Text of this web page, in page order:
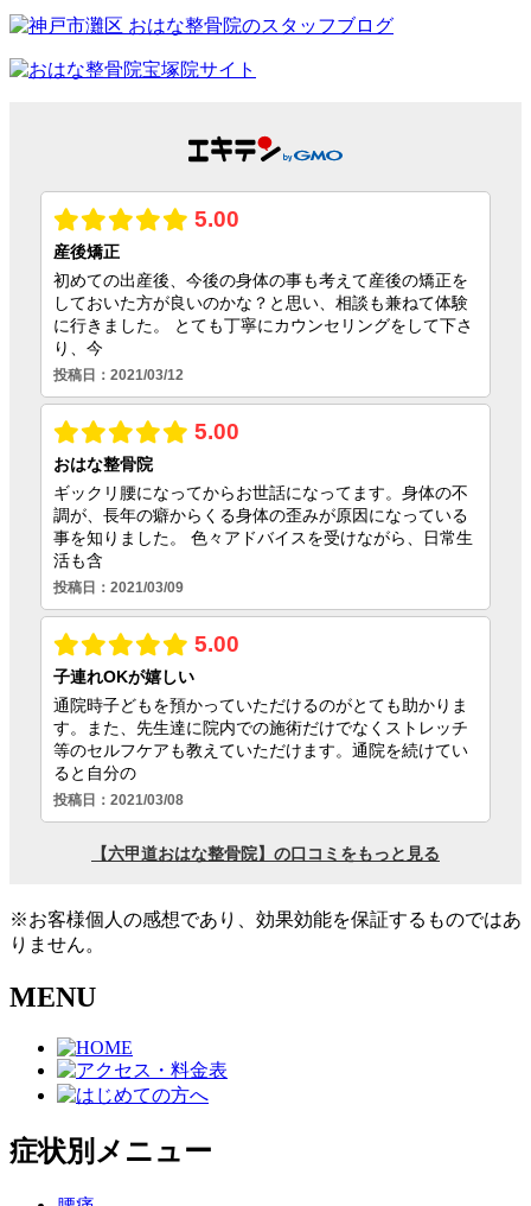
※お客様個人の感想であり、効果効能を保証するものではあ
りません。
MENU
症状別メニュー